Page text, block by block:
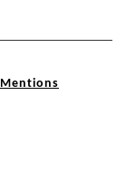
Mentions